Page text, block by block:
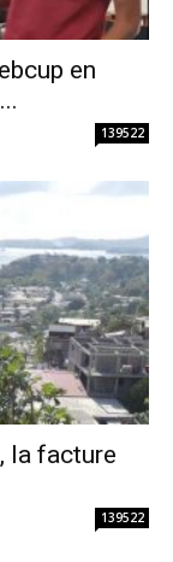
en
139522
la facture
139522